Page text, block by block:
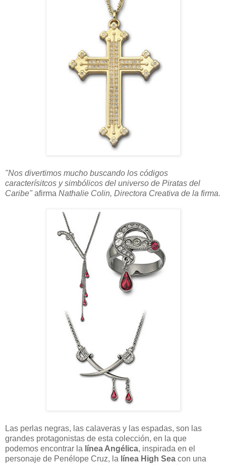
"Nos divertimos mucho buscando los códigos
caracterísitcos y simbólicos del universo de Piratas del
Caribe" afirma Nathalie Colin, Directora Creativa de la firma.
Las perlas negras, las calaveras y las espadas, son las
grandes protagonistas de esta colección, en la que
podemos encontrar la línea Angélica, inspirada en el
personaje de Penélope Cruz, la línea High Sea con una